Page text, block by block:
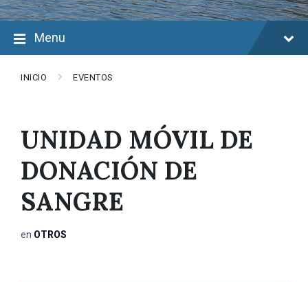
Menu
INICIO EVENTOS
UNIDAD MÓVIL DE
DONACIÓN DE
SANGRE
en OTROS